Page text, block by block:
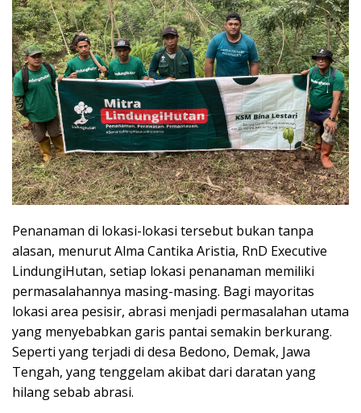
Penanaman di lokasi-lokasi tersebut bukan tanpa
alasan, menurut Alma Cantika Aristia, RnD Executive
LindungiHutan, setiap lokasi penanaman memiliki
permasalahannya masing-masing. Bagi mayoritas
lokasi area pesisir, abrasi menjadi permasalahan utama
yang menyebabkan garis pantai semakin berkurang.
Seperti yang terjadi di desa Bedono, Demak, Jawa
Tengah, yang tenggelam akibat dari daratan yang
hilang sebab abrasi.